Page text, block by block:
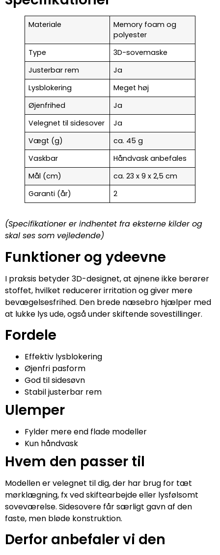
Materiale
Memory foam og
polyester
Type
3D-sovemaske
Justerbar rem
Ja
Lysblokering
Meget høj
Øjenfrihed
Ja
Velegnet til sidesover
Ja
Vægt (g)
ca. 45 g
Vaskbar
Håndvask anbefales
Mål (cm)
ca. 23 x 9 x 2,5 cm
Garanti (år)
2
(Specifikationer er indhentet fra eksterne kilder og
skal ses som vejledende)
Funktioner og ydeevne
I praksis betyder 3D-designet, at øjnene ikke berører
stoffet, hvilket reducerer irritation og giver mere
bevægelsesfrihed. Den brede næsebro hjælper med
at lukke lys ude, også under skiftende sovestillinger.
Fordele
Effektiv lysblokering
Øjenfri pasform
God til sidesøvn
Stabil justerbar rem
Ulemper
Fylder mere end flade modeller
Kun håndvask
Hvem den passer til
Modellen er velegnet til dig, der har brug for tæt
mørklægning, fx ved skiftearbejde eller lysfølsomt
soveværelse. Sidesovere får særligt gavn af den
faste, men bløde konstruktion.
Derfor anbefaler vi den